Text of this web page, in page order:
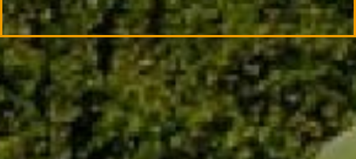
Amfora Cabernet
Sauvignon 2016 Reserve